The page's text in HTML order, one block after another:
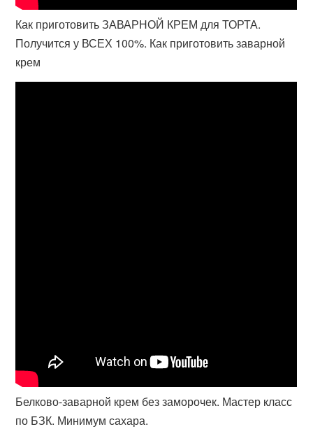
Как приготовить ЗАВАРНОЙ КРЕМ для ТОРТА.
Получится у ВСЕХ 100%. Как приготовить заварной
крем
Белково-заварной крем без заморочек. Мастер класс
по БЗК. Минимум сахара.